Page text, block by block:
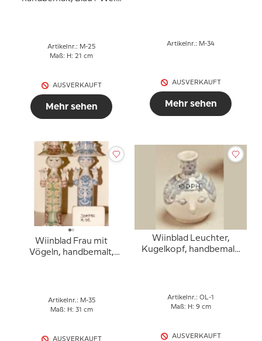
Artikelnr.: M-25
Maß: H: 21 cm
AUSVERKAUFT
Mehr sehen
Artikelnr.: M-34
AUSVERKAUFT
Mehr sehen
Wiinblad Frau mit
Vögeln, handbemalt,
Artikelnr.: M-35
Maß: H: 31 cm
AUSVERKAUFT
Wiinblad Leuchter,
Kugelkopf, handbemalt,
Artikelnr.: OL-1
Maß: H: 9 cm
AUSVERKAUFT